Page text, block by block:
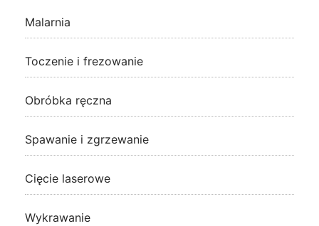
Malarnia
Toczenie i frezowanie
Obróbka ręczna
Spawanie i zgrzewanie
Cięcie laserowe
Wykrawanie